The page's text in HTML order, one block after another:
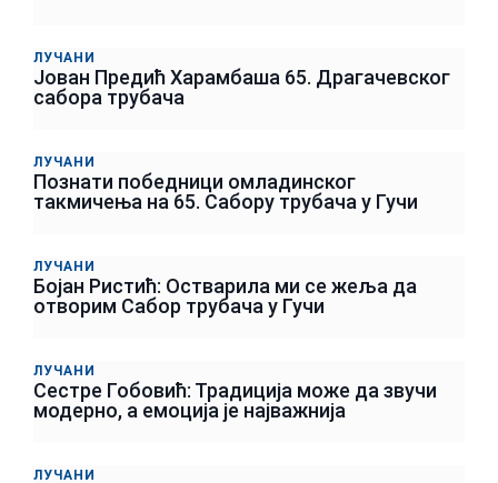
ЛУЧАНИ
Јован Предић Харамбаша 65. Драгачевског
сабора трубача
ЛУЧАНИ
Познати победници омладинског
такмичења на 65. Сабору трубача у Гучи
ЛУЧАНИ
Бојан Ристић: Остварила ми се жеља да
отворим Сабор трубача у Гучи
ЛУЧАНИ
Сестре Гобовић: Традиција може да звучи
модерно, а емоција је најважнија
ЛУЧАНИ